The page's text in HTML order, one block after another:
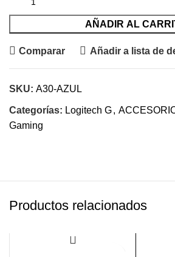
AÑADIR AL
Comparar Añadir a lista de
SKU: A30-AZUL
Categorías: Logitech G,
Gaming
Productos relacionados